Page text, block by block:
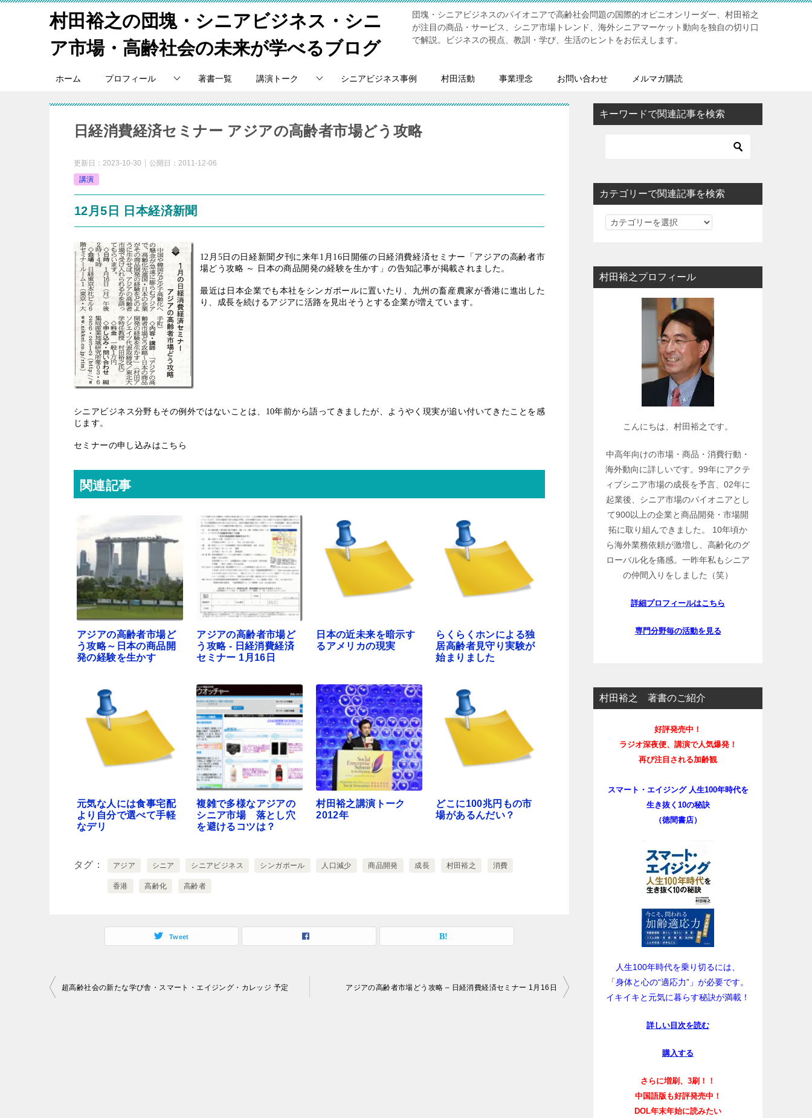
村田裕之の団塊・シニアビジネス・シニ
ア市場・高齢社会の未来が学べるブログ
団塊・シニアビジネスのパイオニアで高齢社会問題の国際的オピニオンリーダー、村田裕之
が注目の商品・サービス、シニア市場トレンド、海外シニアマーケット動向を独自の切り口
で解説。ビジネスの視点、教訓・学び、生活のヒントをお伝えします。
ホーム プロフィール 著書一覧 講演トーク シニアビジネス事例 村田活動 事業理念 お問い合わせ メルマガ購読
日経消費経済セミナー アジアの高齢者市場どう攻略
更新日： 2023-10-30 公開日： 2011-12-06
講演
12月5日 日本経済新聞
12 月 5 日の日経新聞夕刊に来年1 月 16 日開催の日経消費経済セミナー「アジアの高齢者市
場どう攻略 ～ 日本の商品開発の経験を生かす」の告知記事が掲載されました。
最近は日本企業でも本社をシンガポールに置いたり、九州の畜産農家が香港に進出した
り、成長を続けるアジアに活路を見出そうとする企業が増えています。
シニアビジネス分野もその例外ではないことは、 10年前から語ってきましたが、ようやく現実が追い付いてきたことを感
じます。
セミナーの申し込みはこちら
関連記事
アジアの高齢者市場ど
う攻略～日本の商品開
発の経験を生かす
アジアの高齢者市場ど
う攻略 - 日経消費経済
セミナー 1月16日
日本の近未来を暗示す
るアメリカの現実
らくらくホンによる独
居高齢者見守り実験が
始まりました
元気な人には食事宅配
より自分で選べて手軽
なデリ
複雑で多様なアジアの
シニア市場 落とし穴
を避けるコツは？
村田裕之講演トーク
2012年
どこに100兆円もの市
場があるんだい？
タグ アジア シニア シニアビジネス シンガポール 人口減少 商品開発 成長 村田裕之 消費
香港 高齢化 高齢者
Tweet
投
超高齢社会の新たな学び舎・スマート・エイジング・カレッジ 予定 アジアの高齢者市場どう攻略 – 日経消費経済セミナー 1月16日
キーワードで関連記事を検索
カテゴリーで関連記事を検索
カ
リ
ー
村田裕之プロフィール
こんにちは、村田裕之です。
中高年向けの市場・商品・消費行動・
海外動向に詳しいです。99年にアクテ
ィブシニア市場の成長を予言、02年に
起業後、シニア市場のパイオニアとし
て900以上の企業と商品開発・市場開
拓に取り組んできました。 10年頃か
ら海外業務依頼が激増し、高齢化のグ
ローバル化を痛感。一昨年私もシニア
の仲間入りをしました（笑）
詳細プロフィールはこちら
専門分野毎の活動を見る
村田裕之 著書のご紹介
好評発売中！
ラジオ深夜便、講演で人気爆発！
再び注目される加齢観
スマート・エイジング 人生100年時代を
生き抜く10の秘訣
（徳間書店）
人生100年時代を乗り切るには、
「身体と心の“適応力”」が必要です。
イキイキと元気に暮らす秘訣が満載！
詳しい目次を読む
購入する
さらに増刷、3刷！！
中国語版も好評発売中！
DOL年末年始に読みたい